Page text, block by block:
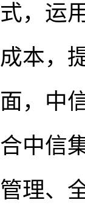
式，运
成本，
面，中
合中信
管理、